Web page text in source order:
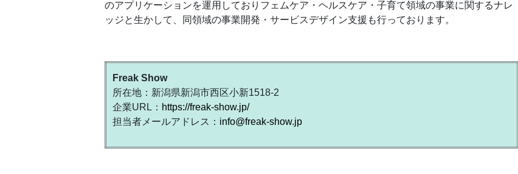
のアプリケーションを運用しておりフェムケア・ヘルスケア・子育て領域の事業に関するナレ
ッジと生かして、同領域の事業開発・サービスデザイン支援も行っております。
Freak Show
所在地：新潟県新潟市西区小新1518-2
企業URL： https://freak-show.jp/
担当者メールアドレス： info@freak-show.jp